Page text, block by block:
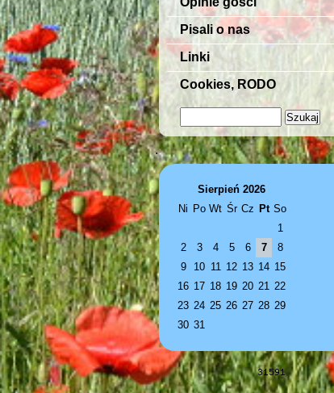
Pisali o nas
Linki
Cookies, RODO
.
Sierpień 2026
Ni Po Wt Śr Cz Pt So
1
2
3 4 5 6 7
8
9
10 11 12 13 14 15
16 17 18 19 20 21 22
23 24 25 26 27 28 29
30 31